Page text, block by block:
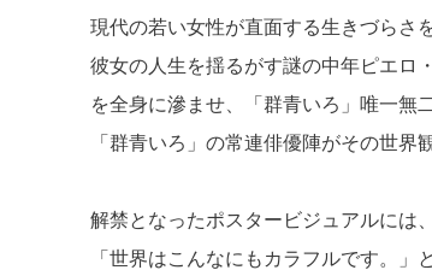
現代の若い女性が直面する生きづらさ
彼女の人生を揺るがす謎の中年ピエロ
を全身に滲ませ、「群青いろ」唯一無
「群青いろ」の常連俳優陣がその世界
解禁となったポスタービジュアルには
「世界はこんなにもカラフルです。